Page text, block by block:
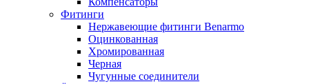
Фитинги
Нержавеющие фитинги Benarmo
Оцинкованная
Хромированная
Черная
Чугунные соединители